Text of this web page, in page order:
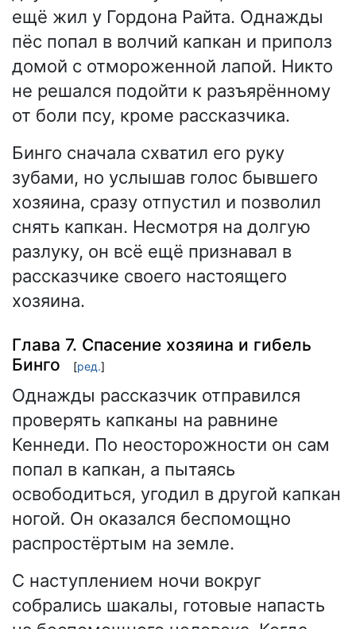
ещё жил у Гордона Райта. Однажды
пёс попал в волчий капкан и приполз
домой с отмороженной лапой. Никто
не решался подойти к разъярённому
от боли псу, кроме рассказчика.
Бинго сначала схватил его руку
зубами, но услышав голос бывшего
хозяина, сразу отпустил и позволил
снять капкан. Несмотря на долгую
разлуку, он всё ещё признавал в
рассказчике своего настоящего
хозяина.
Глава 7. Спасение хозяина и гибель
Бинго
[ред.]
Однажды рассказчик отправился
проверять капканы на равнине
Кеннеди. По неосторожности он сам
попал в капкан, а пытаясь
освободиться, угодил в другой капкан
ногой. Он оказался беспомощно
распростёртым на земле.
С наступлением ночи вокруг
собрались шакалы, готовые напасть